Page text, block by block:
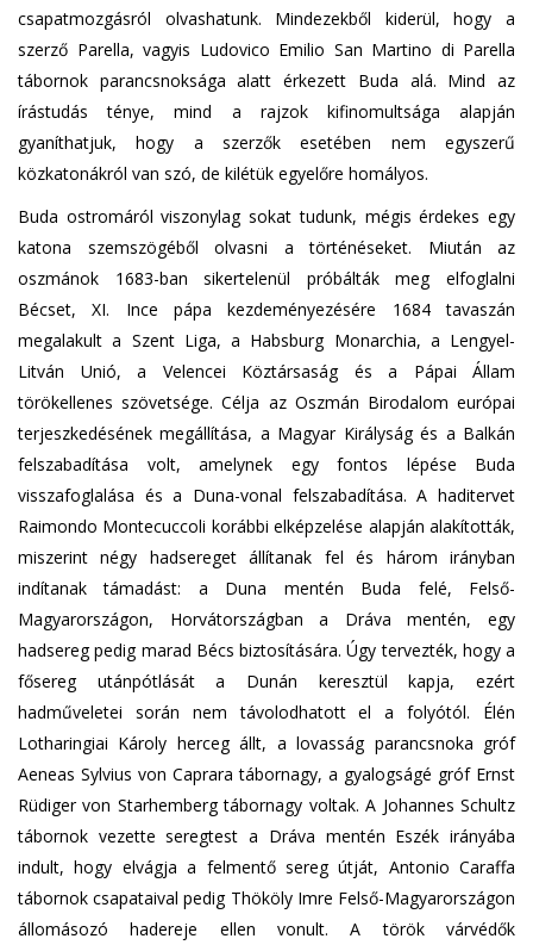
csapatmozgásról olvashatunk. Mindezekből kiderül, hogy a
szerző Parella, vagyis Ludovico Emilio San Martino di Parella
tábornok parancsnoksága alatt érkezett Buda alá. Mind az
írástudás ténye, mind a rajzok kifinomultsága alapján
gyaníthatjuk, hogy a szerzők esetében nem egyszerű
közkatonákról van szó, de kilétük egyelőre homályos.
Buda ostromáról viszonylag sokat tudunk, mégis érdekes egy
katona szemszögéből olvasni a történéseket. Miután az
oszmánok 1683-ban sikertelenül próbálták meg elfoglalni
Bécset, XI. Ince pápa kezdeményezésére 1684 tavaszán
megalakult a Szent Liga, a Habsburg Monarchia, a Lengyel-
Litván Unió, a Velencei Köztársaság és a Pápai Állam
törökellenes szövetsége. Célja az Oszmán Birodalom európai
terjeszkedésének megállítása, a Magyar Királyság és a Balkán
felszabadítása volt, amelynek egy fontos lépése Buda
visszafoglalása és a Duna-vonal felszabadítása. A haditervet
Raimondo Montecuccoli korábbi elképzelése alapján alakították,
miszerint négy hadsereget állítanak fel és három irányban
indítanak támadást: a Duna mentén Buda felé, Felső-
Magyarországon, Horvátországban a Dráva mentén, egy
hadsereg pedig marad Bécs biztosítására. Úgy tervezték, hogy a
fősereg utánpótlását a Dunán keresztül kapja, ezért
hadműveletei során nem távolodhatott el a folyótól. Élén
Lotharingiai Károly herceg állt, a lovasság parancsnoka gróf
Aeneas Sylvius von Caprara tábornagy, a gyalogságé gróf Ernst
Rüdiger von Starhemberg tábornagy voltak. A Johannes Schultz
tábornok vezette seregtest a Dráva mentén Eszék irányába
indult, hogy elvágja a felmentő sereg útját, Antonio Caraffa
tábornok csapataival pedig Thököly Imre Felső-Magyarországon
állomásozó hadereje ellen vonult. A török várvédők